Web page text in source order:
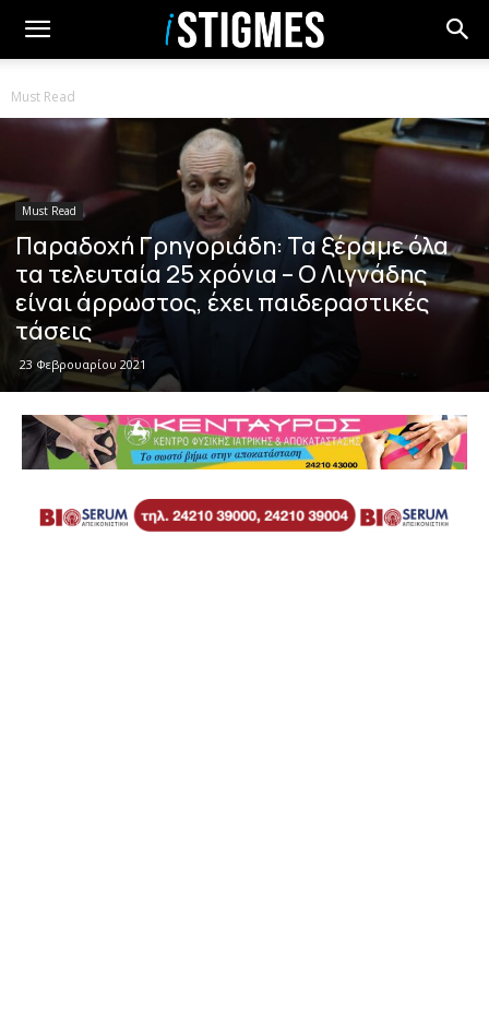
Must Read
Must Read
Παραδοχή Γρηγοριάδη: Τα ξέραμε όλα
τα τελευταία 25 χρόνια – Ο Λιγνάδης
είναι άρρωστος, έχει παιδεραστικές
τάσεις
23 Φεβρουαρίου 2021